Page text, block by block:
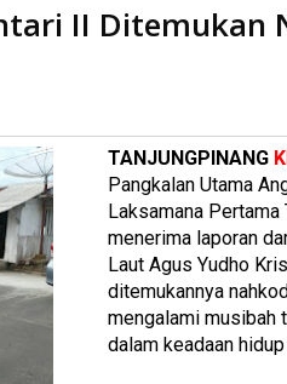
II Ditemukan
TANJUNGPINANG
Pangkalan Utama
Laksamana Pertama
menerima laporan
Laut Agus Yudho
ditemukannya
mengalami musibah
dalam keadaan